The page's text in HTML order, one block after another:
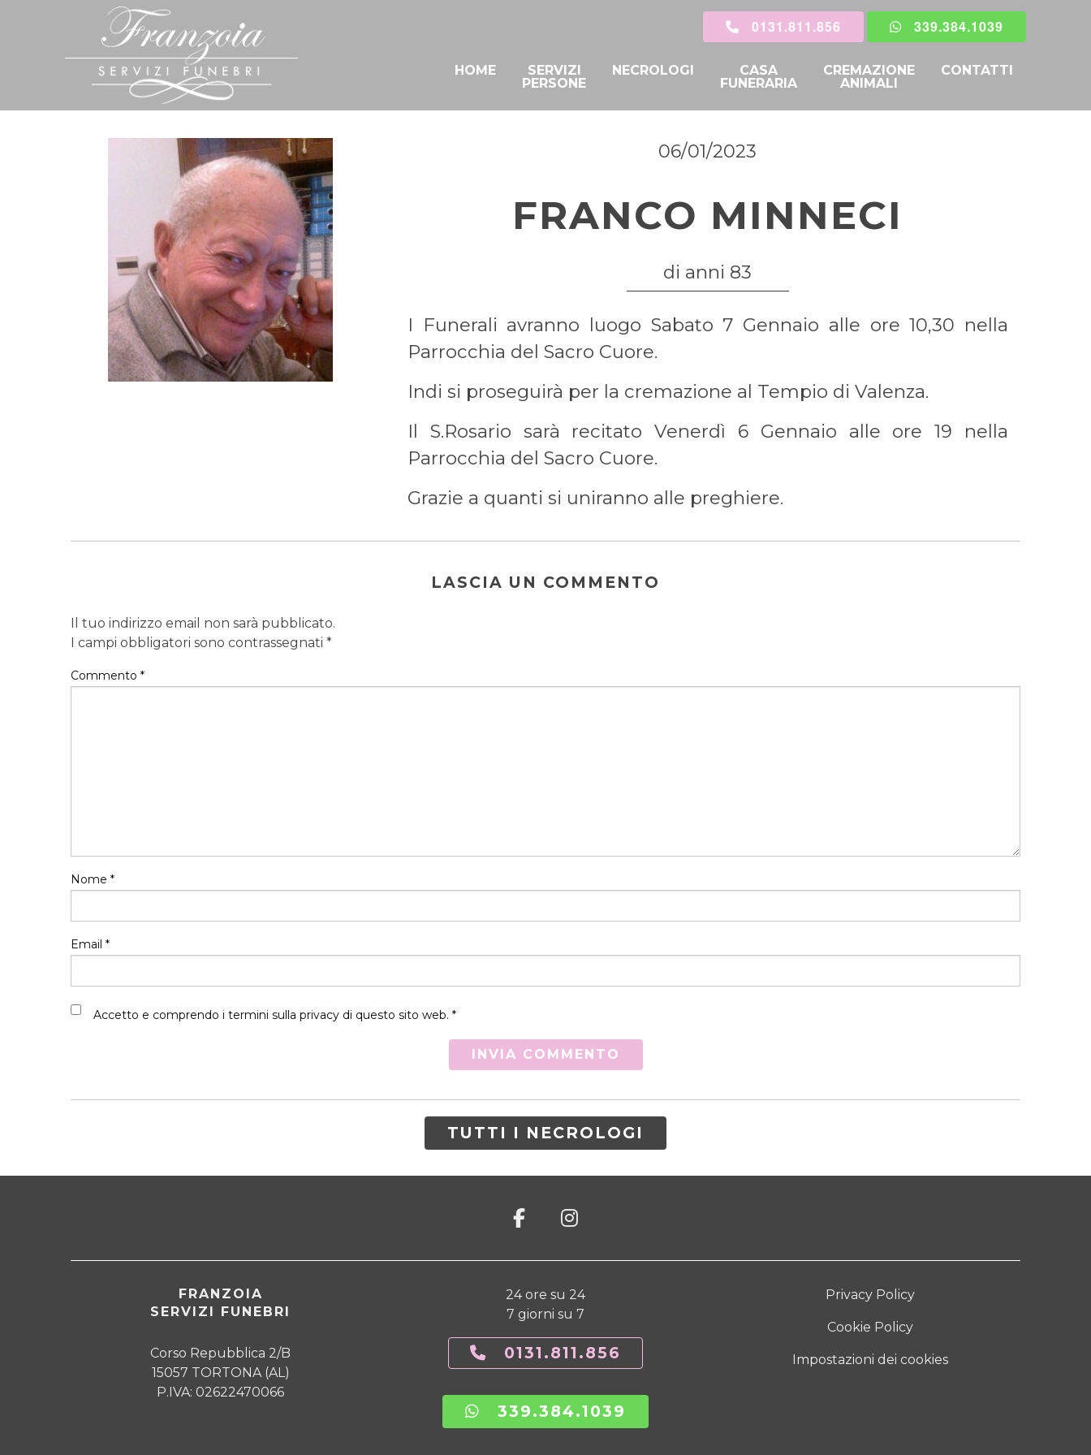
0131.811.856 339.384.1039
HOME
SERVIZI
PERSONE
NECROLOGI
CASA
FUNERARIA
CREMAZIONE
ANIMALI
CONTATTI
06/01/2023
FRANCO MINNECI
di anni 83
I Funerali avranno luogo Sabato 7 Gennaio alle ore 10,30 nella
Parrocchia del Sacro Cuore.
Indi si proseguirà per la cremazione al Tempio di Valenza.
Il S.Rosario sarà recitato Venerdì 6 Gennaio alle ore 19 nella
Parrocchia del Sacro Cuore.
Grazie a quanti si uniranno alle preghiere.
LASCIA UN COMMENTO
Il tuo indirizzo email non sarà pubblicato.
I campi obbligatori sono contrassegnati *
Commento *
Nome *
Email *
Accetto e comprendo i termini sulla privacy di questo sito web. *
TUTTI I NECROLOGI
FRANZOIA
SERVIZI FUNEBRI
Corso Repubblica 2/B
15057 TORTONA (AL)
P.IVA: 02622470066
24 ore su 24
7 giorni su 7
0131.811.856
339.384.1039
Privacy Policy
Cookie Policy
Impostazioni dei cookies